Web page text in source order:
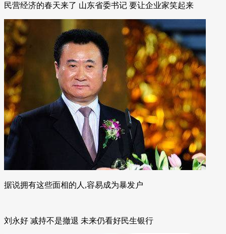
民营经济的春天来了 山东省委书记 要让企业家笑起来
据说拥有这些面相的人,容易成为暴发户
刘永好 减持不是撤退 未来仍看好民生银行